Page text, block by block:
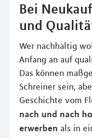
Bei
und
Wer nachhaltig
Anfang an auf
Das können
Schreiner sein,
Geschichte vom
nach und nach
erwerben als in